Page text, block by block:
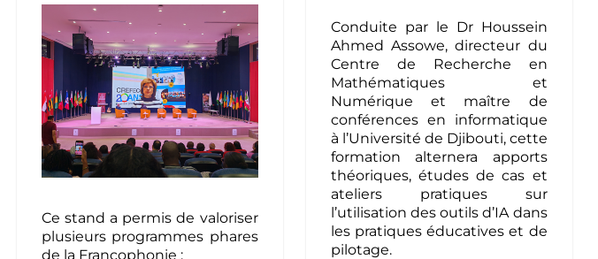
Ce stand a permis de valoriser
plusieurs programmes phares
de la Francophonie :
Conduite par le Dr Houssein
Ahmed Assowe, directeur du
Centre de Recherche en
Mathématiques et
Numérique et maître de
conférences en informatique
à l’Université de Djibouti, cette
formation alternera apports
théoriques, études de cas et
ateliers pratiques sur
l’utilisation des outils d’IA dans
les pratiques éducatives et de
pilotage.